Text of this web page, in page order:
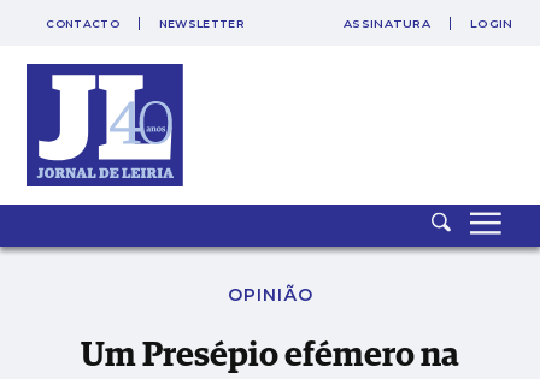
SAIR
CONTACTO NEWSLETTER ASSINATURA LOGIN
Um Presépio efémero na natalândia
OPINIÃO
Um Presépio efémero na